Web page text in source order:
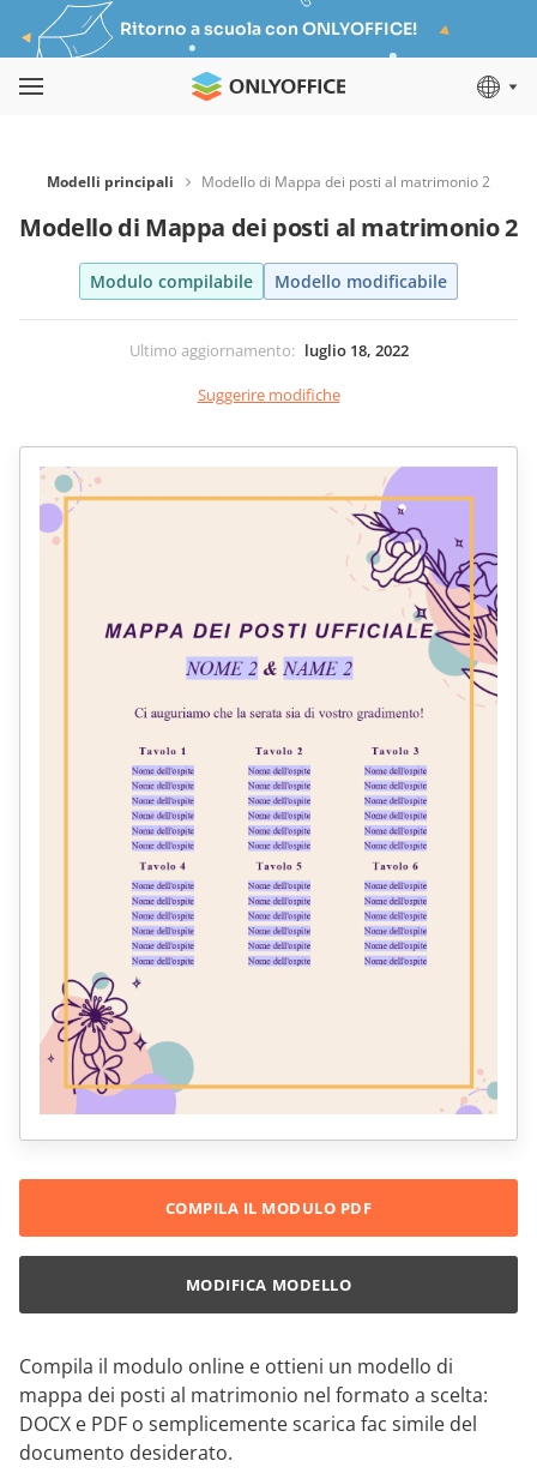
Ritorno a scuola con ONLYOFFICE!
Modelli principali Modello di Mappa dei posti al matrimonio 2
Modello di Mappa dei posti al matrimonio 2
Modulo compilabile Modello modificabile
Ultimo aggiornamento: luglio 18, 2022
Suggerire modifiche
Compila il modulo online e ottieni un modello di
mappa dei posti al matrimonio nel formato a scelta:
DOCX e PDF o semplicemente scarica fac simile del
documento desiderato.
COMPILA IL MODULO PDF
MODIFICA MODELLO